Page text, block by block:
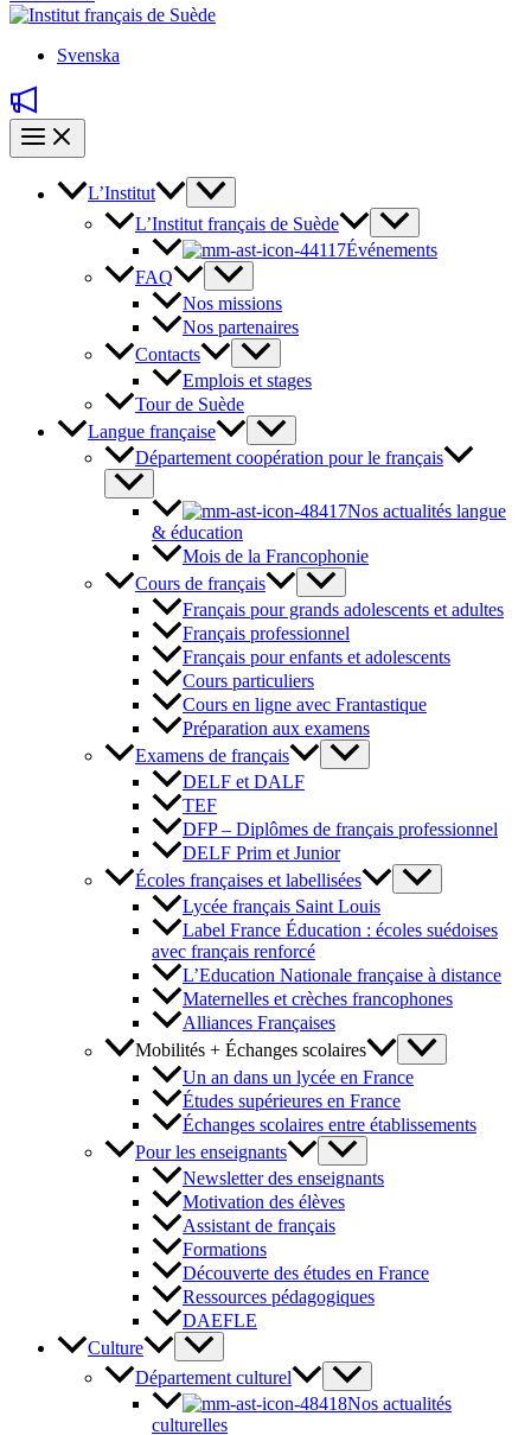
Svenska
L’Institut
L’Institut français de Suède
Événements
FAQ
Nos missions
Nos partenaires
Contacts
Emplois et stages
Tour de Suède
Langue française
Département coopération pour le français
Nos actualités langue
& éducation
Mois de la Francophonie
Cours de français
Français pour grands adolescents et adultes
Français professionnel
Français pour enfants et adolescents
Cours particuliers
Cours en ligne avec Frantastique
Préparation aux examens
Examens de français
DELF et DALF
TEF
DFP – Diplômes de français professionnel
DELF Prim et Junior
Écoles françaises et labellisées
Lycée français Saint Louis
Label France Éducation : écoles suédoises
avec français renforcé
L’Education Nationale française à distance
Maternelles et crèches francophones
Alliances Françaises
Mobilités + Échanges scolaires
Un an dans un lycée en France
Études supérieures en France
Échanges scolaires entre établissements
Pour les enseignants
Newsletter des enseignants
Motivation des élèves
Assistant de français
Formations
Découverte des études en France
Ressources pédagogiques
DAEFLE
Culture
Département culturel
Nos actualités
culturelles